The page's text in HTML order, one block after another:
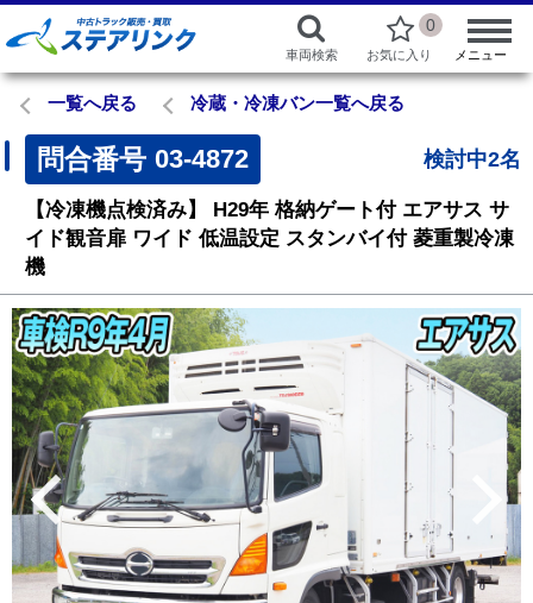
車両検索
0
お気に入り メニュー
一覧へ戻る 冷蔵・冷凍バン一覧へ戻る
問合番号 03-4872 検討中2名
【冷凍機点検済み】 H29年 格納ゲート付 エアサス サ
イド観音扉 ワイド 低温設定 スタンバイ付 菱重製冷凍
機